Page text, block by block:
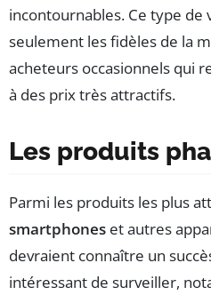
incontournables. Ce type de
seulement les fidèles de la
acheteurs occasionnels qui
à des prix très attractifs.
Les produits
Parmi les produits les plus
smartphones et autres
devraient connaître un
intéressant de surveiller,